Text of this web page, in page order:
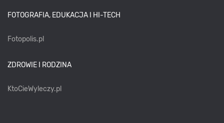
FOTOGRAFIA, EDUKACJA I HI-TECH
Fotopolis.pl
ZDROWIE I RODZINA
KtoCieWyleczy.pl